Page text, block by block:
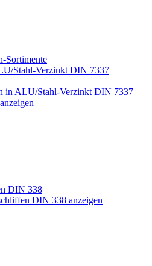
Sortimente
Stahl-Verzinkt DIN 7337
in ALU/Stahl-Verzinkt DIN 7337
DIN 338
DIN 338 anzeigen